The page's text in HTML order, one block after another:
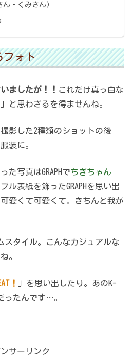
・くみさん）
フォト
ましたが！！ これだけ真っ白な
と思わざるを得ませんね。
影した2種類のショットの後
装に。
た写真はGRAPHでちぎちゃん
ル表紙を飾ったGRAPHを思い出
愛くて可愛くて。きちんと我が
スタイル。こんなカジュアルな
。
！
」を思い出したり。あのK-
ったんです…。
サーリンク